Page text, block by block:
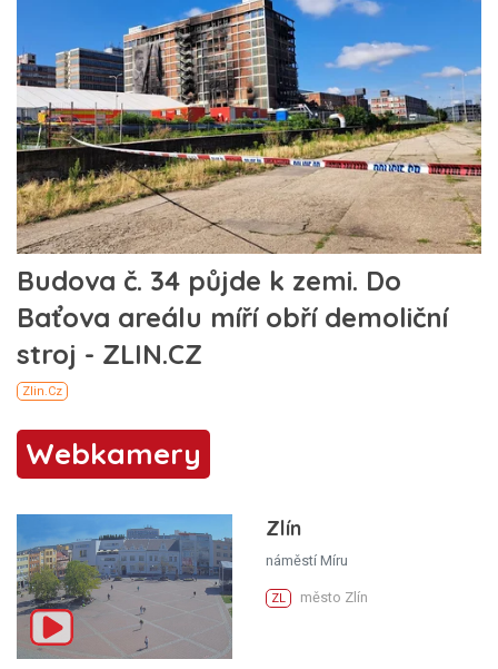
Webkamery
Zlín
náměstí Míru
ZL město Zlín